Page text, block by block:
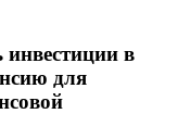
в
для